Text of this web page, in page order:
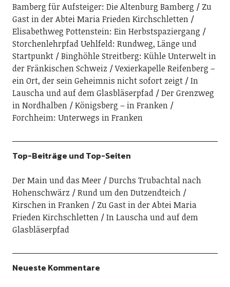
Bamberg für Aufsteiger: Die Altenburg Bamberg
Zu
Gast in der Abtei Maria Frieden Kirchschletten
Elisabethweg Pottenstein: Ein Herbstspaziergang
Storchenlehrpfad Uehlfeld: Rundweg, Länge und
Startpunkt
Binghöhle Streitberg: Kühle Unterwelt in
der Fränkischen Schweiz
Vexierkapelle Reifenberg –
ein Ort, der sein Geheimnis nicht sofort zeigt
In
Lauscha und auf dem Glasbläserpfad
Der Grenzweg
in Nordhalben
Königsberg – in Franken
Forchheim: Unterwegs in Franken
Top-Beiträge und Top-Seiten
Der Main und das Meer
Durchs Trubachtal nach
Hohenschwärz
Rund um den Dutzendteich
Kirschen in Franken
Zu Gast in der Abtei Maria
Frieden Kirchschletten
In Lauscha und auf dem
Glasbläserpfad
Neueste Kommentare